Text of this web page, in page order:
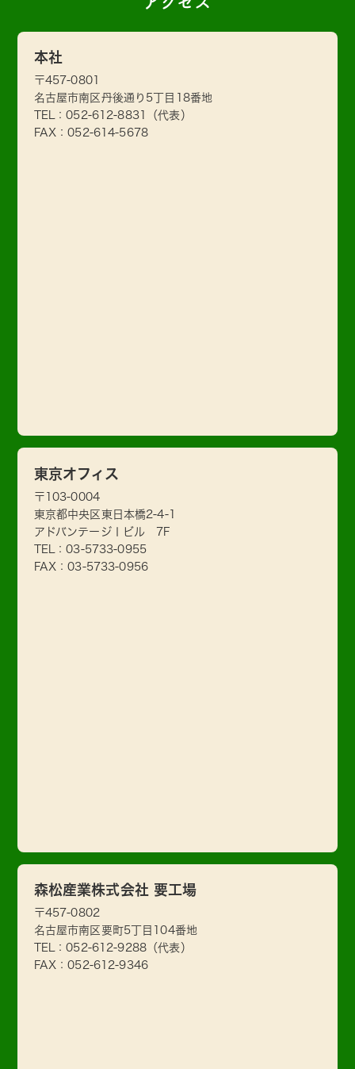
本社
〒457-0801
名古屋市南区丹後通り5丁目18番地
TEL：052-612-8831
（代表）
FAX：052-614-5678
東京オフィス
〒103-0004
東京都中央区東日本橋2-4-1
アドバンテージⅠビル 7F
TEL：03-5733-0955
FAX：03-5733-0956
森松産業株式会社 要工場
〒457-0802
名古屋市南区要町5丁目104番地
TEL：052-612-9288 （代表）
FAX：052-612-9346